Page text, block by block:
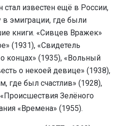
стал известен ещё в России,
эмиграции, где были
книги. «Сивцев Вражек»
(1931), «Свидетель
концах» (1935), «Вольный
о некоей девице» (1938),
где был счастлив» (1928),
Зелёного
«Времена» (1955).